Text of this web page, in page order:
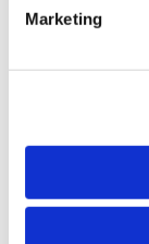
Marketing